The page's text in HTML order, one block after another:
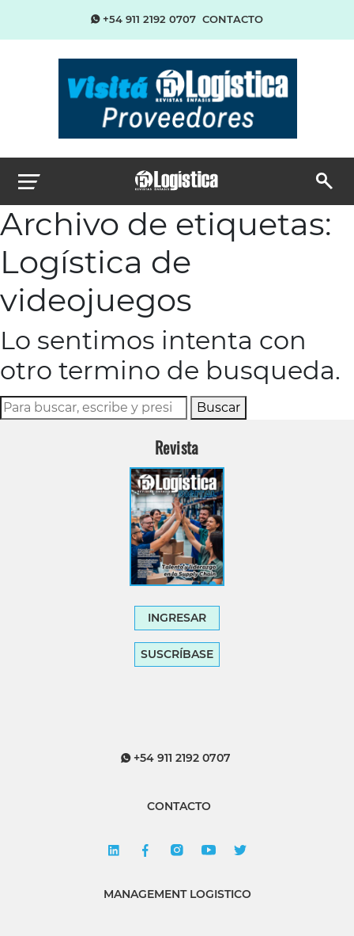
+54 911 2192 0707 CONTACTO
Archivo de etiquetas:
Logística de
videojuegos
Lo sentimos intenta con
otro termino de busqueda.
Buscar
Revista
INGRESAR
SUSCRÍBASE
+54 911 2192 0707
CONTACTO
MANAGEMENT LOGISTICO